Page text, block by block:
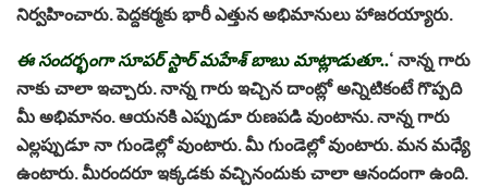
నిర్వహించారు. పెద్దకర్మకు భారీ ఎత్తున అభిమానులు హాజరయ్యారు.
ఈ సందర్భంగా సూపర్ స్టార్ మహేశ్‌ బాబు మాట్లాడుతూ..‘ నాన్న గారు
నాకు చాలా ఇచ్చారు. నాన్న గారు ఇచ్చిన దాంట్లో అన్నిటికంటే గొప్పది
మీ అభిమానం. ఆయనకి ఎప్పుడూ రుణపడి వుంటాను. నాన్న గారు
ఎల్లప్పుడూ నా గుండెల్లో వుంటారు. మీ గుండెల్లో వుంటారు. మన మధ్యే
ఉంటారు. మీరందరూ ఇక్కడకు వచ్చినందుకు చాలా ఆనందంగా ఉంది.